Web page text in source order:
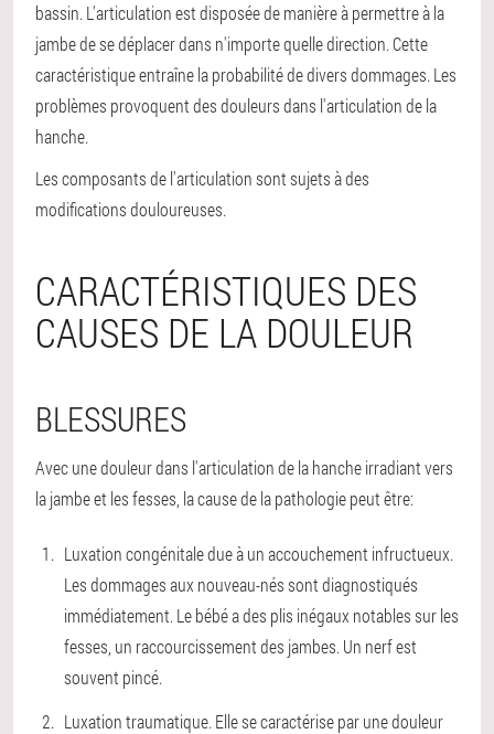
bassin. L'articulation est disposée de manière à permettre à la
jambe de se déplacer dans n'importe quelle direction. Cette
caractéristique entraîne la probabilité de divers dommages. Les
problèmes provoquent des douleurs dans l'articulation de la
hanche.
Les composants de l'articulation sont sujets à des
modifications douloureuses.
CARACTÉRISTIQUES DES
CAUSES DE LA DOULEUR
BLESSURES
Avec une douleur dans l'articulation de la hanche irradiant vers
la jambe et les fesses, la cause de la pathologie peut être:
Luxation congénitale due à un accouchement infructueux.
Les dommages aux nouveau-nés sont diagnostiqués
immédiatement. Le bébé a des plis inégaux notables sur les
fesses, un raccourcissement des jambes. Un nerf est
souvent pincé.
Luxation traumatique. Elle se caractérise par une douleur